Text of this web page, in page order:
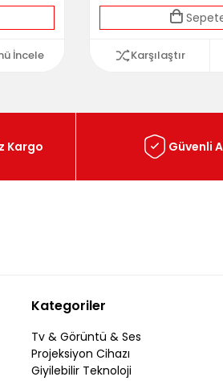
İncele Karşılaştır
Kargo Güvenli
Kategoriler
Tv & Görüntü & Ses
Projeksiyon Cihazı
Giyilebilir Teknoloji